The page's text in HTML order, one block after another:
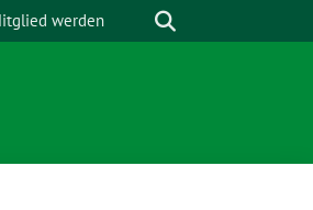
werden Suche